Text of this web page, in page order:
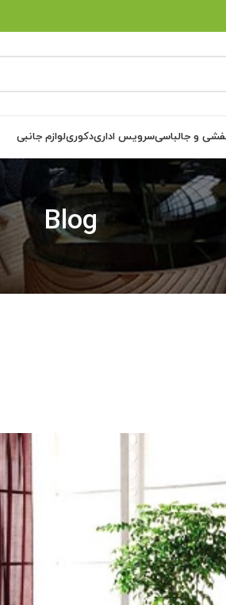
و جالباسیسرویس اداریدکوریلوازم جانبی
Blog